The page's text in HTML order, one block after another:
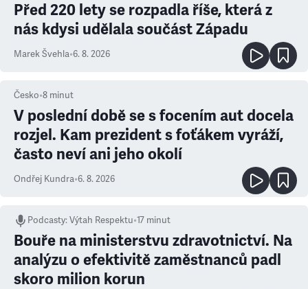
Před 220 lety se rozpadla říše, která z
nás kdysi udělala součást Západu
Marek Švehla•6. 8. 2026
Česko•8 minut
V poslední době se s focením aut docela
rozjel. Kam prezident s foťákem vyráží,
často neví ani jeho okolí
Ondřej Kundra•6. 8. 2026
Podcasty:Výtah Respektu•17 minut
Bouře na ministerstvu zdravotnictví. Na
analýzu o efektivitě zaměstnanců padl
skoro milion korun